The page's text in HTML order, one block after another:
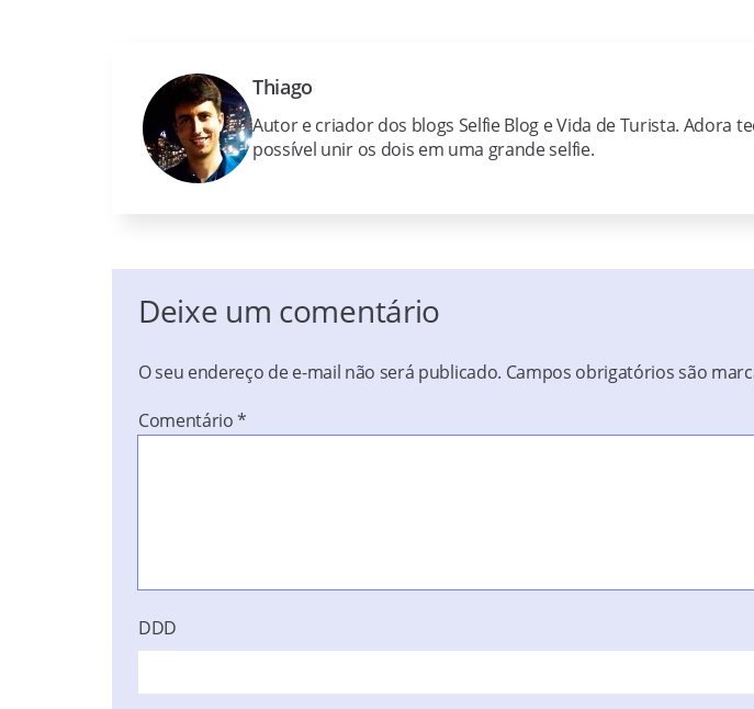
Thiago
Autor e criador dos blogs Selfie Blog e Vida de Turista. Adora
possível unir os dois em uma grande selfie.
Deixe um comentário
O seu endereço de e-mail não será publicado. Campos obrigatórios são
Comentário*
DDD